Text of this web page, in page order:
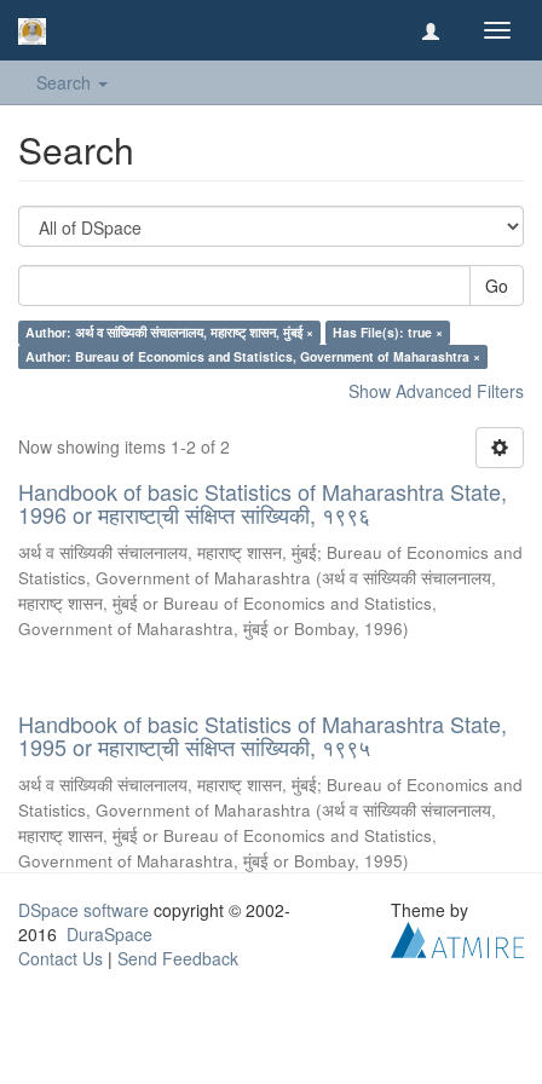
Search
Search
Go
Author: अर्थ व सांख्यिकी संचालनालय, महाराष्ट् शासन, मुंबई ×
Has File(s): true ×
Author: Bureau of Economics and Statistics, Government of Maharashtra ×
Show Advanced Filters
Now showing items 1-2 of 2
Handbook of basic Statistics of Maharashtra State,
1996 or महाराष्टा्ची संक्षिप्त सांख्यिकी, १९९६
अर्थ व सांख्यिकी संचालनालय, महाराष्ट् शासन, मुंबई; Bureau of Economics and
Statistics, Government of Maharashtra (अर्थ व सांख्यिकी संचालनालय,
महाराष्ट् शासन, मुंबई or Bureau of Economics and Statistics,
Government of Maharashtra, मुंबई or Bombay, 1996)
Handbook of basic Statistics of Maharashtra State,
1995 or महाराष्टा्ची संक्षिप्त सांख्यिकी, १९९५
अर्थ व सांख्यिकी संचालनालय, महाराष्ट् शासन, मुंबई; Bureau of Economics and
Statistics, Government of Maharashtra (अर्थ व सांख्यिकी संचालनालय,
महाराष्ट् शासन, मुंबई or Bureau of Economics and Statistics,
Government of Maharashtra, मुंबई or Bombay, 1995)
DSpace software copyright © 2002-
2016 DuraSpace
Contact Us | Send Feedback
Theme by